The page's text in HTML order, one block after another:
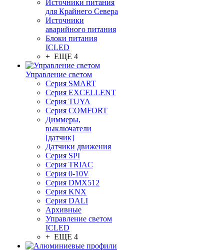
Источники питания
для Крайнего Севера
Источники
аварийного питания
Блоки питания
ICLED
+ ЕЩЕ 4
Управление светом
Серия SMART
Серия EXCELLENT
Серия TUYA
Серия COMFORT
Диммеры,
выключатели
[датчик]
Датчики движения
Серия SPI
Серия TRIAC
Серия 0-10V
Серия DMX512
Серия KNX
Серия DALI
Архивные
Управление светом
ICLED
+ ЕЩЕ 4